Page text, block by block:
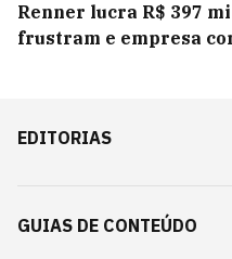
Renner lucra R$ 397
frustram e empresa
EDITORIAS
GUIAS DE CONTEÚDO